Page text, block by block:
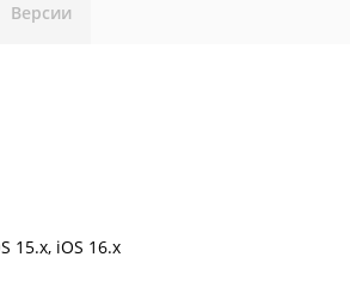
Версии
15.x, iOS 16.x